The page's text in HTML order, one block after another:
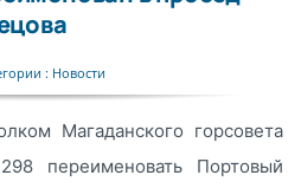
: Новости
Магаданского горсовета
переименовать Портовый